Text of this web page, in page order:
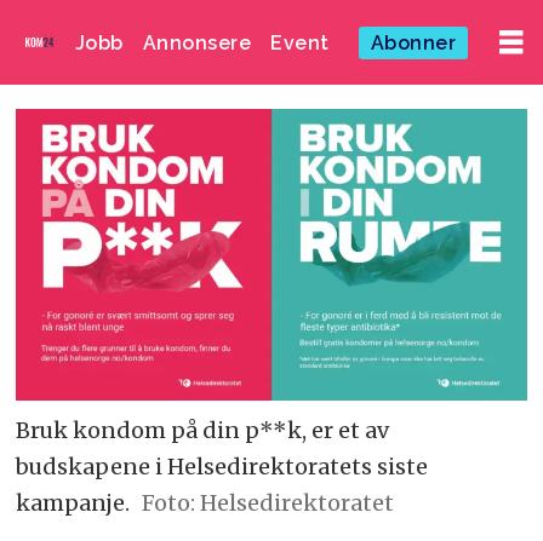
Jobb Annonsere Event Abonner
Bruk kondom på din p**k, er et av
budskapene i Helsedirektoratets siste
kampanje. Foto: Helsedirektoratet